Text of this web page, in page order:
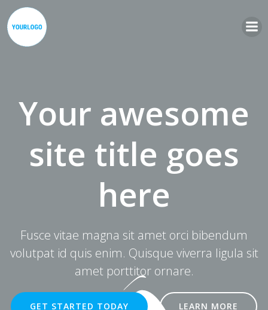
Your awesome
site title goes
here
Fusce vitae magna sit amet orci bibendum
volutpat id quis enim. Quisque viverra ligula sit
amet porttitor ornare.
GET STARTED TODAY LEARN MORE